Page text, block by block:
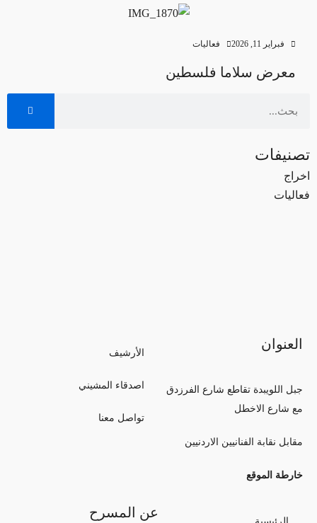
فبراير 11, 2026 فعاليات
معرض سلاما فلسطين
تصنيفات
اخراج
فعاليات
العنوان
جبل اللويبدة تقاطع شارع الفرزدق
مع شارع الاخطل
مقابل نقابة الفنانيين الاردنيين
خارطة الموقع
الأرشيف
اصدقاء المشيني
تواصل معنا
عن المسرح